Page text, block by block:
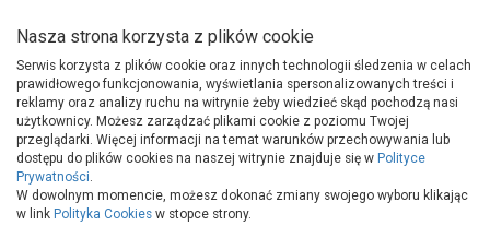
Strona główna Produkty
Nasza strona korzysta z plików cookie
Serwis korzysta z plików cookie oraz innych technologii śledzenia w celach
prawidłowego funkcjonowania, wyświetlania spersonalizowanych treści i
reklamy oraz analizy ruchu na witrynie żeby wiedzieć skąd pochodzą nasi
użytkownicy. Możesz zarządzać plikami cookie z poziomu Twojej
przeglądarki. Więcej informacji na temat warunków przechowywania lub
dostępu do plików cookies na naszej witrynie znajduje się w Polityce
Prywatności.
W dowolnym momencie, możesz dokonać zmiany swojego wyboru klikając
w link Polityka Cookies w stopce strony.